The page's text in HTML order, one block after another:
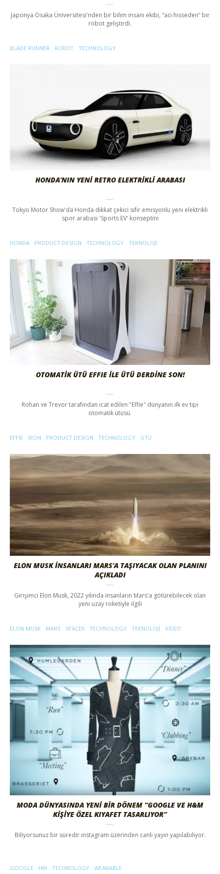
Japonya Osaka Üniversitesi'nden bir bilim insanı ekibi, “acı hisseden” bir
robot geliştirdi.
BLADE RUNNER ROBOT TECHNOLOGY
HONDA’NIN YENİ RETRO ELEKTRİKLİ ARABASI
Tokyo Motor Show'da Honda dikkat çekici sıfır emisyonlu yeni elektrikli
spor arabası 'Sports EV' konseptini
HONDA PRODUCT DESIGN TECHNOLOGY TEKNOLOJI
OTOMATİK ÜTÜ EFFIE İLE ÜTÜ DERDİNE SON!
Rohan ve Trevor tarafından icat edilen "Effie" dünyanın ilk ev tipi
otomatik ütüsü.
EFFIE IRON PRODUCT DESIGN TECHNOLOGY ÜTÜ
ELON MUSK İNSANLARI MARS’A TAŞIYACAK OLAN PLANINI
AÇIKLADI
Girişimci Elon Musk, 2022 yılında insanların Mars'a götürebilecek olan
yeni uzay roketiyle ilgili
ELON MUSK MARS SPACEX TECHNOLOGY TEKNOLOJI VIDEO
MODA DÜNYASINDA YENİ BİR DÖNEM “GOOGLE VE H&M
KİŞİYE ÖZEL KIYAFET TASARLIYOR”
Biliyorsunuz bir süredir instagram üzerinden canlı yayın yapılabiliyor.
GOOGLE HM TECHNOLOGY WEARABLE